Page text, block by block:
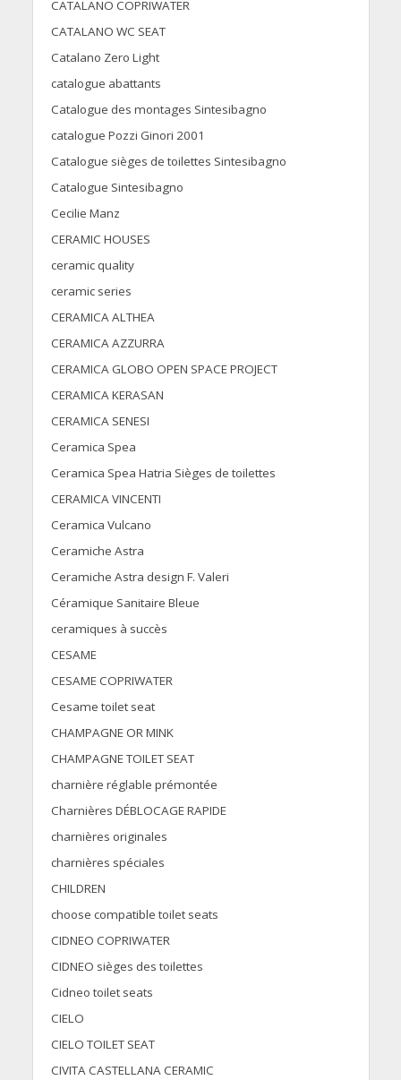
CATALANO COPRIWATER
CATALANO WC SEAT
Catalano Zero Light
catalogue abattants
Catalogue des montages Sintesibagno
catalogue Pozzi Ginori 2001
Catalogue sièges de toilettes Sintesibagno
Catalogue Sintesibagno
Cecilie Manz
CERAMIC HOUSES
ceramic quality
ceramic series
CERAMICA ALTHEA
CERAMICA AZZURRA
CERAMICA GLOBO OPEN SPACE PROJECT
CERAMICA KERASAN
CERAMICA SENESI
Ceramica Spea
Ceramica Spea Hatria Sièges de toilettes
CERAMICA VINCENTI
Ceramica Vulcano
Ceramiche Astra
Ceramiche Astra design F. Valeri
Céramique Sanitaire Bleue
ceramiques à succès
CESAME
CESAME COPRIWATER
Cesame toilet seat
CHAMPAGNE OR MINK
CHAMPAGNE TOILET SEAT
charnière réglable prémontée
Charnières DÉBLOCAGE RAPIDE
charnières originales
charnières spéciales
CHILDREN
choose compatible toilet seats
CIDNEO COPRIWATER
CIDNEO sièges des toilettes
Cidneo toilet seats
CIELO
CIELO TOILET SEAT
CIVITA CASTELLANA CERAMIC